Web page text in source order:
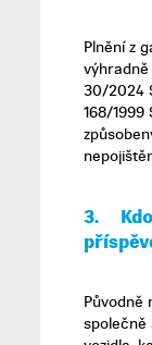
Plnění z
30/2024
168/1999
3.
Původně
společně